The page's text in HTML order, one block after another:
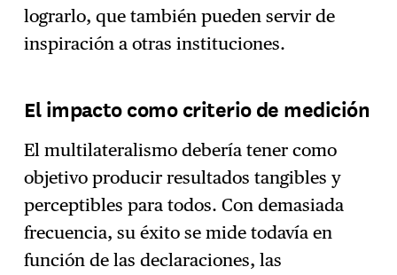
lograrlo, que también pueden servir de
inspiración a otras instituciones.
El impacto como criterio de medición
El multilateralismo debería tener como
objetivo producir resultados tangibles y
perceptibles para todos. Con demasiada
frecuencia, su éxito se mide todavía en
función de las declaraciones, las